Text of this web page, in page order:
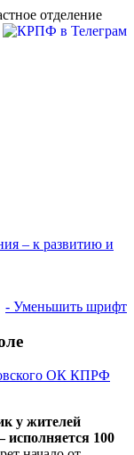
отделение
- Уменьшить шрифт
ОК КПРФ
у жителей
исполняется 100